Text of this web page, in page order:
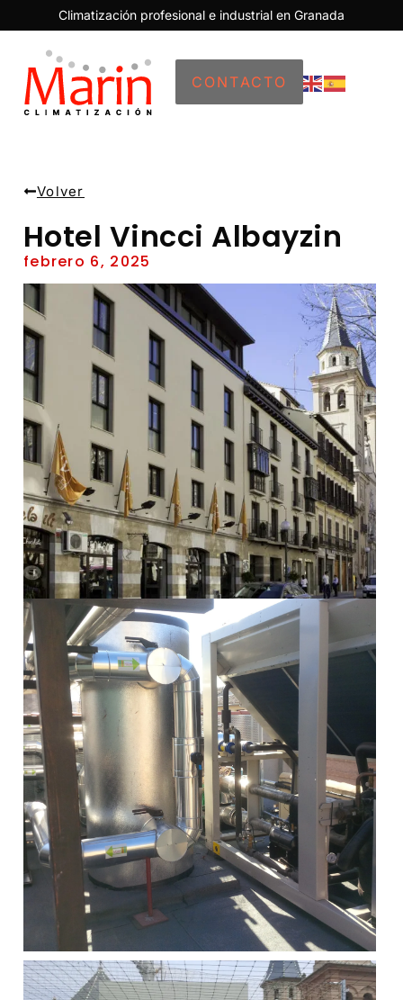
Climatización profesional e industrial en Granada
CONTACTO
Volver
Hotel Vincci Albayzin
febrero 6, 2025